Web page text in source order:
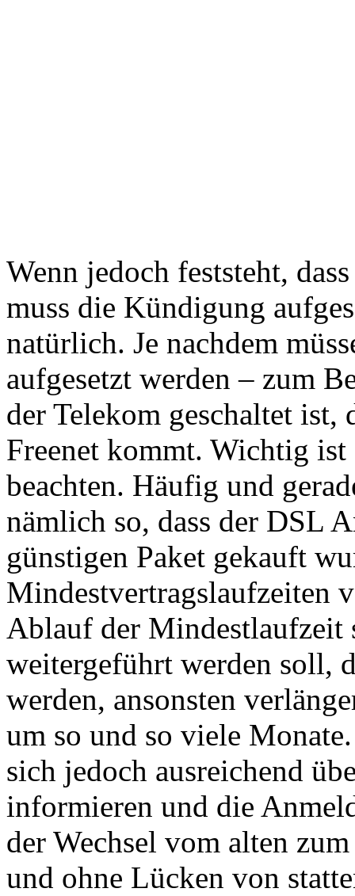
Wenn jedoch feststeht,
muss die Kündigung
natürlich. Je nachdem
aufgesetzt werden – zum
der Telekom geschaltet
Freenet kommt. Wichtig
beachten. Häufig und
nämlich so, dass der DSL
günstigen Paket gekauft
Mindestvertragslaufzeiten
Ablauf der Mindestlaufzeit
weitergeführt werden soll,
werden, ansonsten
um so und so viele
sich jedoch ausreichend
informieren und die
der Wechsel vom alten
und ohne Lücken von